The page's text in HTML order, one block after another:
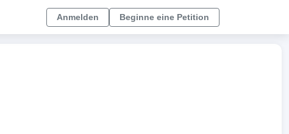
Anmelden Beginne eine Petition